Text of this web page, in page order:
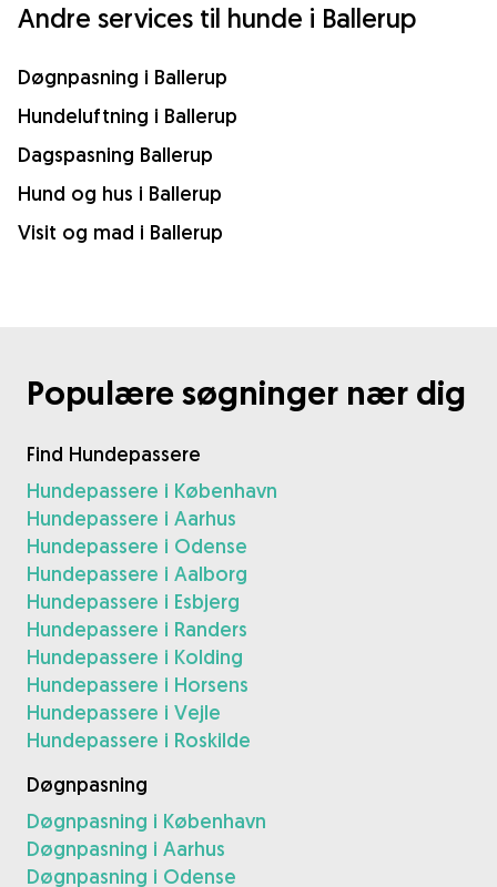
Andre services til hunde i Ballerup
Døgnpasning i Ballerup
Hundeluftning i Ballerup
Dagspasning Ballerup
Hund og hus i Ballerup
Visit og mad i Ballerup
Populære søgninger nær dig
Find Hundepassere
Hundepassere i København
Hundepassere i Aarhus
Hundepassere i Odense
Hundepassere i Aalborg
Hundepassere i Esbjerg
Hundepassere i Randers
Hundepassere i Kolding
Hundepassere i Horsens
Hundepassere i Vejle
Hundepassere i Roskilde
Døgnpasning
Døgnpasning i København
Døgnpasning i Aarhus
Døgnpasning i Odense